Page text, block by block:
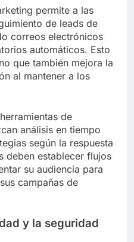
permite a las
de leads de
correos electrónicos
automáticos. Esto
que también mejora la
al mantener a los
de
análisis en tiempo
según la respuesta
deben establecer flujos
su audiencia para
campañas de
y la seguridad